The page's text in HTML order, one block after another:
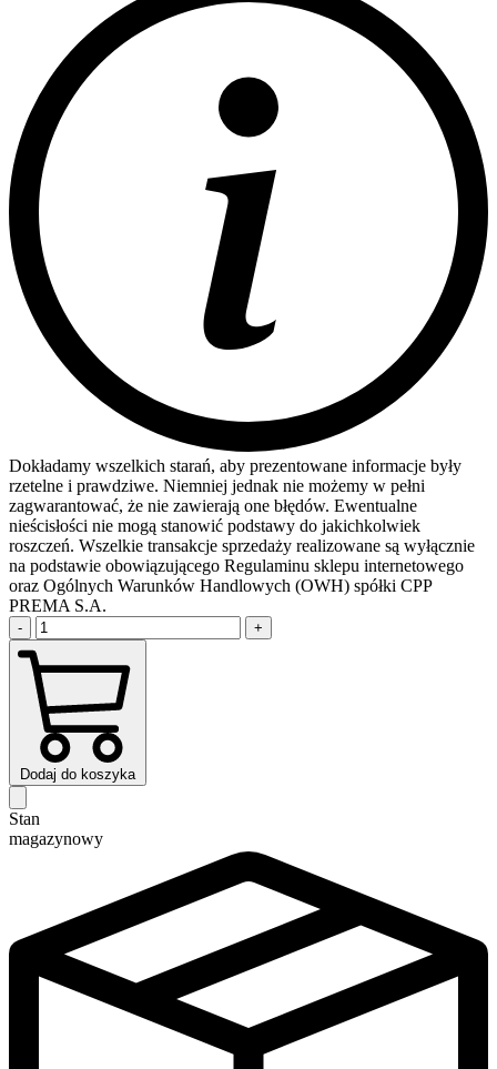
Dokładamy wszelkich starań, aby prezentowane informacje były
rzetelne i prawdziwe. Niemniej jednak nie możemy w pełni
zagwarantować, że nie zawierają one błędów. Ewentualne
nieścisłości nie mogą stanowić podstawy do jakichkolwiek
roszczeń. Wszelkie transakcje sprzedaży realizowane są wyłącznie
na podstawie obowiązującego Regulaminu sklepu internetowego
oraz Ogólnych Warunków Handlowych (OWH) spółki CPP
PREMA S.A.
- +
Dodaj do koszyka
Stan
magazynowy